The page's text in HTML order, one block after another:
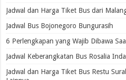
Jadwal dan Harga Tiket Bus dari
Jadwal Bus Bojonegoro Bungurasih
6 Perlengkapan yang Wajib Dibawa
Jadwal Keberangkatan Bus Rosalia
Jadwal dan Harga Tiket Bus Restu